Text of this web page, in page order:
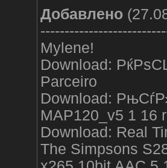
Добавлено
Mylene!
Download:
Parceiro
Download:
MAP120_v5 1 16
Download: Real
The Simpsons